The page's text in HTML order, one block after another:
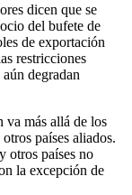
dicen que se
del bufete de
de exportación
restricciones
degradan
va más allá de los
países aliados.
otros países no
la excepción de